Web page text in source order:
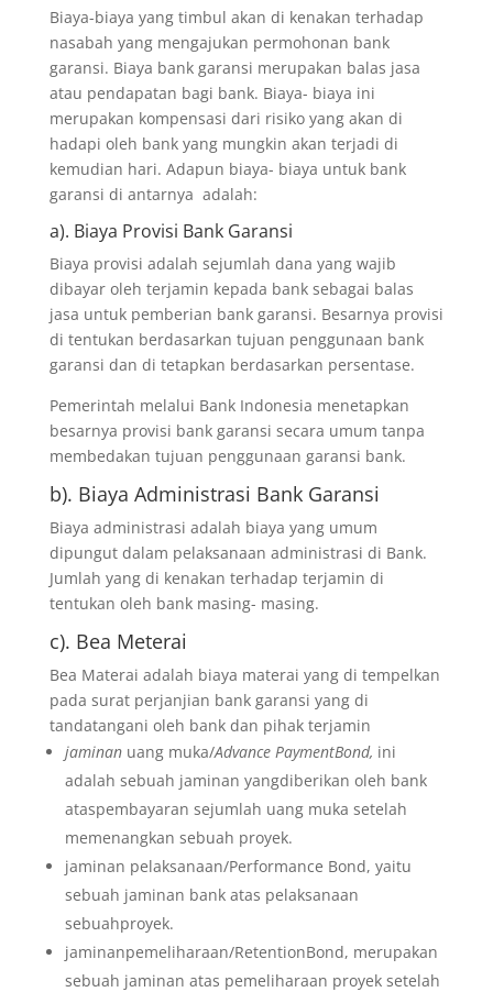
Biaya-biaya yang timbul akan di kenakan terhadap
nasabah yang mengajukan permohonan bank
garansi. Biaya bank garansi merupakan balas jasa
atau pendapatan bagi bank. Biaya- biaya ini
merupakan kompensasi dari risiko yang akan di
hadapi oleh bank yang mungkin akan terjadi di
kemudian hari. Adapun biaya- biaya untuk bank
garansi di antarnya adalah:
a). Biaya Provisi Bank Garansi
Biaya provisi adalah sejumlah dana yang wajib
dibayar oleh terjamin kepada bank sebagai balas
jasa untuk pemberian bank garansi. Besarnya provisi
di tentukan berdasarkan tujuan penggunaan bank
garansi dan di tetapkan berdasarkan persentase.
Pemerintah melalui Bank Indonesia menetapkan
besarnya provisi bank garansi secara umum tanpa
membedakan tujuan penggunaan garansi bank.
b). Biaya Administrasi Bank Garansi
Biaya administrasi adalah biaya yang umum
dipungut dalam pelaksanaan administrasi di Bank.
Jumlah yang di kenakan terhadap terjamin di
tentukan oleh bank masing- masing.
c). Bea Meterai
Bea Materai adalah biaya materai yang di tempelkan
pada surat perjanjian bank garansi yang di
tandatangani oleh bank dan pihak terjamin
jaminan uang muka/Advance PaymentBond, ini
adalah sebuah jaminan yangdiberikan oleh bank
ataspembayaran sejumlah uang muka setelah
memenangkan sebuah proyek.
jaminan pelaksanaan/Performance Bond, yaitu
sebuah jaminan bank atas pelaksanaan
sebuahproyek.
jaminanpemeliharaan/RetentionBond, merupakan
sebuah jaminan atas pemeliharaan proyek setelah